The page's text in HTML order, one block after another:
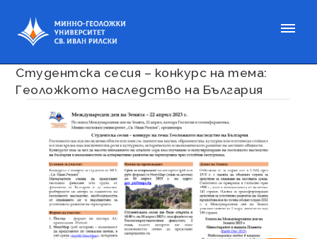
Студентска сесия – конкурс на тема:
Геоложкото наследство на България